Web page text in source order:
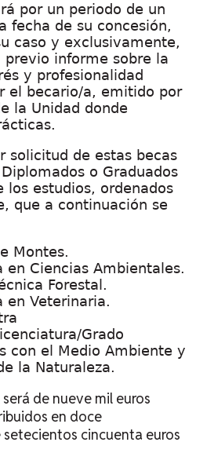
por un periodo de un
fecha de su concesión,
caso y exclusivamente,
previo informe sobre la
y profesionalidad
el becario/a, emitido por
la Unidad donde
solicitud de estas becas
o Graduados
los estudios, ordenados
que a continuación se
Montes.
en Ciencias Ambientales.
Forestal.
en Veterinaria.
Grado
con el Medio Ambiente y
la Naturaleza.
de nueve mil euros
en doce
cincuenta euros